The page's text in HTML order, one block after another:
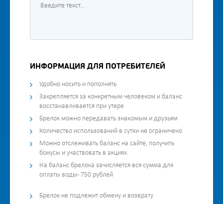
ИНФОРМАЦИЯ ДЛЯ ПОТРЕБИТЕЛЕЙ
Удобно носить и пополнять
Закрепляется за конкретным человеком и баланс
восстанавливается при утере
Брелок можно передавать знакомым и друзьям
Количество использований в сутки не ограничено
Можно отслеживать баланс на сайте, получить
бонусы и участвовать в акциях.
На баланс брелока зачисляется вся сумма для
оплаты воды - 750 рублей
Брелок не подлежит обмену и возврату